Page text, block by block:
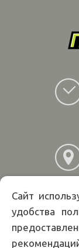
Сайт
удобства